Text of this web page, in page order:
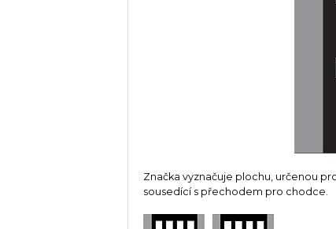
Značka vyznačuje plochu, určenou
sousedící s přechodem pro chodce.